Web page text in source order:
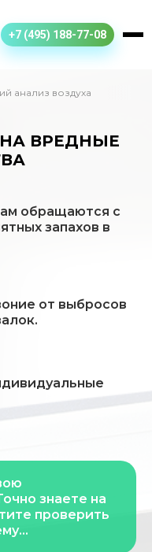
+7 (495) 188-77-08
анализ воздуха
ВРЕДНЫЕ
обращаются с
запахов в
от выбросов
знаете на
проверить